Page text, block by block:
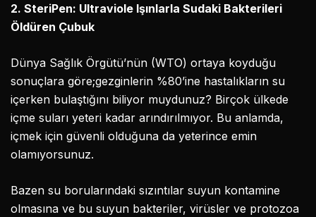
2. SteriPen: Ultraviole Işınlarla Sudaki Bakterileri
Öldüren Çubuk
Dünya Sağlık Örgütü’nün (WTO) ortaya koyduğu
sonuçlara göre;gezginlerin %80’ine hastalıkların su
içerken bulaştığını biliyor muydunuz? Birçok ülkede
içme suları yeteri kadar arındırılmıyor. Bu anlamda,
içmek için güvenli olduğuna da yeterince emin
olamıyorsunuz.
Bazen su borularındaki sızıntılar suyun kontamine
olmasına ve bu suyun bakteriler, virüsler ve protozoa